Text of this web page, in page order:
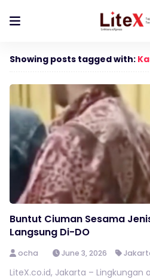
Showing posts tagged with:
Buntut Ciuman Sesama
Langsung Di-DO
ocha June 3, 2026
LiteX.co.id, Jakarta – Lingkungan